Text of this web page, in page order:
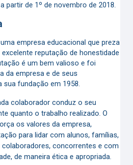
partir de 1º de novembro de 2018.
empresa educacional que preza
reputação de honestidade
é um bem valioso e foi
da empresa e de seus
sua fundação em 1958.
colaborador conduz o seu
quanto o trabalho realizado. O
os valores da empresa,
para lidar com alunos, famílias,
concorrentes e com
de maneira ética e apropriada.